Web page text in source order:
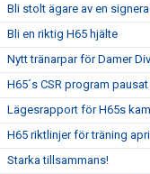
Bli stolt ägare av en
Bli en riktig H65 hjälte
Nytt tränarpar för Damer
H65´s CSR program
Lägesrapport för H65s
H65 riktlinjer för träning
Starka tillsammans!